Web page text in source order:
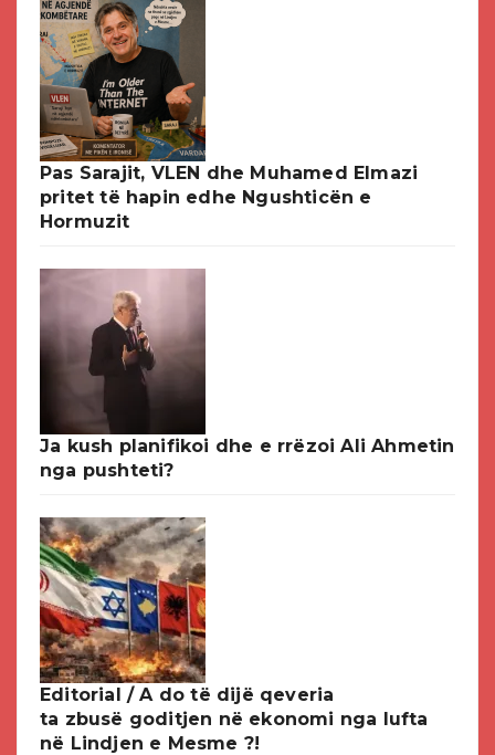
Pas Sarajit, VLEN dhe Muhamed Elmazi
pritet të hapin edhe Ngushticën e
Hormuzit
Ja kush planifikoi dhe e rrëzoi Ali Ahmetin
nga pushteti?
Editorial / A do të dijë qeveria
ta zbusë goditjen në ekonomi nga lufta
në Lindjen e Mesme ?!